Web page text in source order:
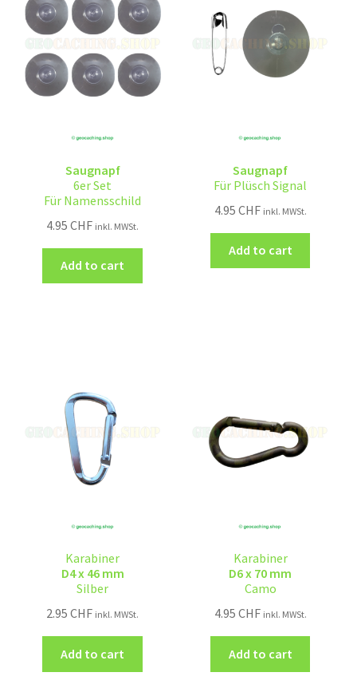
Saugnapf
6er Set
Für Namensschild
4.95CHF inkl. MWSt.
Add to cart
Saugnapf
Für Plüsch Signal
4.95 CHF inkl. MWSt.
Add to cart
Karabiner
D4 x 46 mm
Silber
2.95CHF inkl. MWSt.
Add to cart
Karabiner
D6 x 70 mm
Camo
4.95 CHF inkl. MWSt.
Add to cart